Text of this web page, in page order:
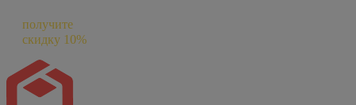
получите
скидку 10%